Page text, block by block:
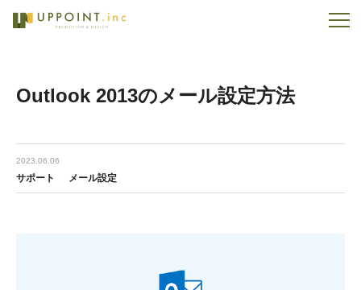
Outlook 2013のメール設定方法
2023.06.06
サポート メール設定